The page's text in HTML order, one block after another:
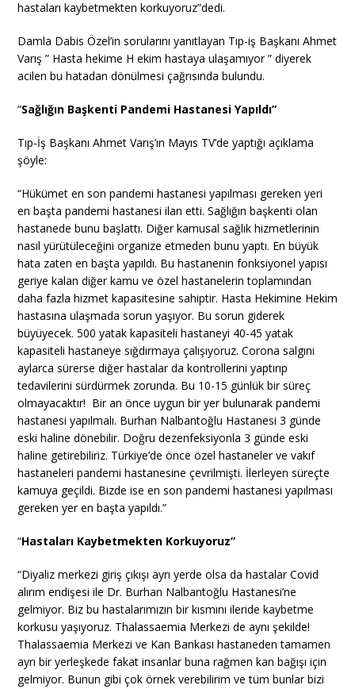
hastaları kaybetmekten korkuyoruz”dedi.
Damla Dabis Özel’in sorularını yanıtlayan Tıp-iş Başkanı Ahmet
Varış ” Hasta hekime H ekim hastaya ulaşamıyor ” diyerek
acilen bu hatadan dönülmesi çağrısında bulundu.
“Sağlığın Başkenti Pandemi Hastanesi Yapıldı”
Tıp-İş Başkanı Ahmet Varış’ın Mayıs TV’de yaptığı açıklama
şöyle:
“Hükümet en son pandemi hastanesi yapılması gereken yeri
en başta pandemi hastanesi ilan etti. Sağlığın başkenti olan
hastanede bunu başlattı. Diğer kamusal sağlık hizmetlerinin
nasıl yürütüleceğini organize etmeden bunu yaptı. En büyük
hata zaten en başta yapıldı. Bu hastanenin fonksiyonel yapısı
geriye kalan diğer kamu ve özel hastanelerin toplamından
daha fazla hizmet kapasitesine sahiptir. Hasta Hekimine Hekim
hastasına ulaşmada sorun yaşıyor. Bu sorun giderek
büyüyecek. 500 yatak kapasiteli hastaneyi 40-45 yatak
kapasiteli hastaneye sığdırmaya çalışıyoruz. Corona salgını
aylarca sürerse diğer hastalar da kontrollerini yaptırıp
tedavilerini sürdürmek zorunda. Bu 10-15 günlük bir süreç
olmayacaktır! Bir an önce uygun bir yer bulunarak pandemi
hastanesi yapılmalı. Burhan Nalbantoğlu Hastanesi 3 günde
eski haline dönebilir. Doğru dezenfeksiyonla 3 günde eski
haline getirebiliriz. Türkiye’de önce özel hastaneler ve vakıf
hastaneleri pandemi hastanesine çevrilmişti. İlerleyen süreçte
kamuya geçildi. Bizde ise en son pandemi hastanesi yapılması
gereken yer en başta yapıldı.”
“Hastaları Kaybetmekten Korkuyoruz”
“Diyaliz merkezi giriş çıkışı ayrı yerde olsa da hastalar Covid
alırım endişesi ile Dr. Burhan Nalbantoğlu Hastanesi’ne
gelmiyor. Biz bu hastalarımızın bir kısmını ileride kaybetme
korkusu yaşıyoruz. Thalassaemia Merkezi de aynı şekilde!
Thalassaemia Merkezi ve Kan Bankası hastaneden tamamen
ayrı bir yerleşkede fakat insanlar buna rağmen kan bağışı için
gelmiyor. Bunun gibi çok örnek verebilirim ve tüm bunlar bizi